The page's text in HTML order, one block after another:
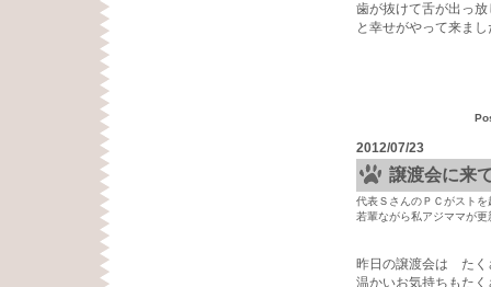
歯が抜けて舌が出っ
と幸せがやって来ま
2012/07/23
譲渡会に来
代表ＳさんのＰＣがスト
若輩ながら私アジママが
昨日の譲渡会は たく
温かいお気持ちもた